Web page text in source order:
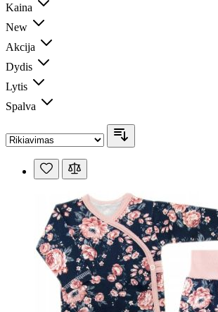
Kaina
New
Akcija
Dydis
Lytis
Spalva